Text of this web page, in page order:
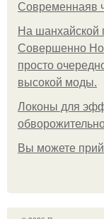
Современнаяв
На шанхайской
Совершенно
просто
высокой моды.
Локоны для
Вы можете